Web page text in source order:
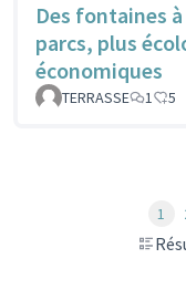
Des fontaines
parcs, plus
économiques
TERRASSE 1 5
1